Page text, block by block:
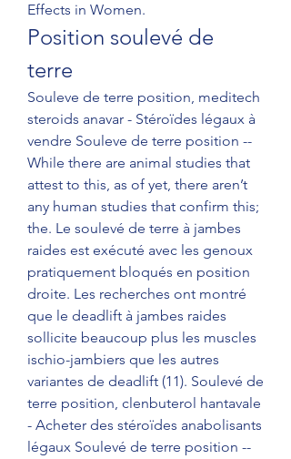
Effects in Women.
Position soulevé de
terre
Souleve de terre position, meditech
steroids anavar - Stéroïdes légaux à
vendre Souleve de terre position --
While there are animal studies that
attest to this, as of yet, there aren’t
any human studies that confirm this;
the. Le soulevé de terre à jambes
raides est exécuté avec les genoux
pratiquement bloqués en position
droite. Les recherches ont montré
que le deadlift à jambes raides
sollicite beaucoup plus les muscles
ischio-jambiers que les autres
variantes de deadlift (11). Soulevé de
terre position, clenbuterol hantavale
- Acheter des stéroïdes anabolisants
légaux Soulevé de terre position --